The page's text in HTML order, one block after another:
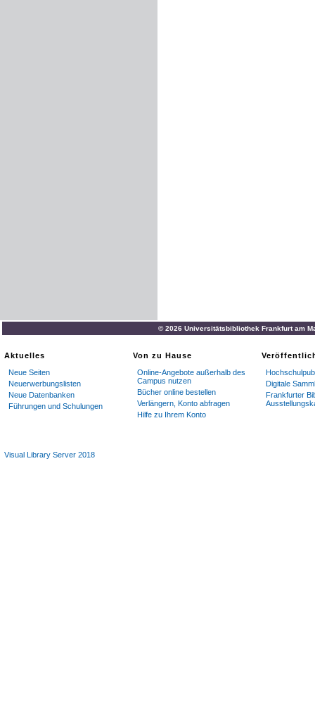
© 2026 Universitätsbibliothek Frankfurt am
Aktuelles
Neue Seiten
Neuerwerbungslisten
Neue Datenbanken
Führungen und Schulungen
Von zu Hause
Online-Angebote außerhalb des
Campus nutzen
Bücher online bestellen
Verlängern, Konto abfragen
Hilfe zu Ihrem Konto
Digitale
Frankfurter
Visual Library Server 2018